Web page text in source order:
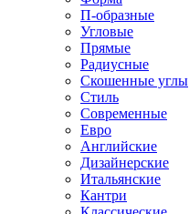
П-образные
Угловые
Прямые
Радиусные
Скошенные углы
Стиль
Современные
Евро
Английские
Дизайнерские
Итальянские
Кантри